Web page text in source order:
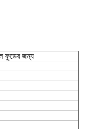
ফুডের জন্য